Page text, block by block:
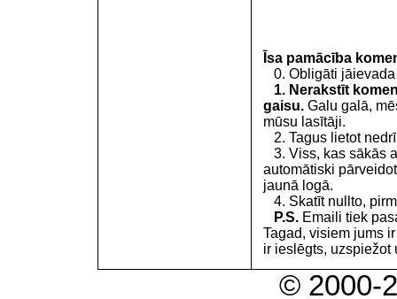
Īsa pamācība
0. Obligāti jāievada
1. Nerakstīt
gaisu. Galu galā,
mūsu lasītāji.
2. Tagus lietot
3. Viss, kas sākās
automātiski
jaunā logā.
4. Skatīt nullto,
P.S. Emaili tiek
Tagad, visiem jums
ir ieslēgts, uzspiežot
© 2000-